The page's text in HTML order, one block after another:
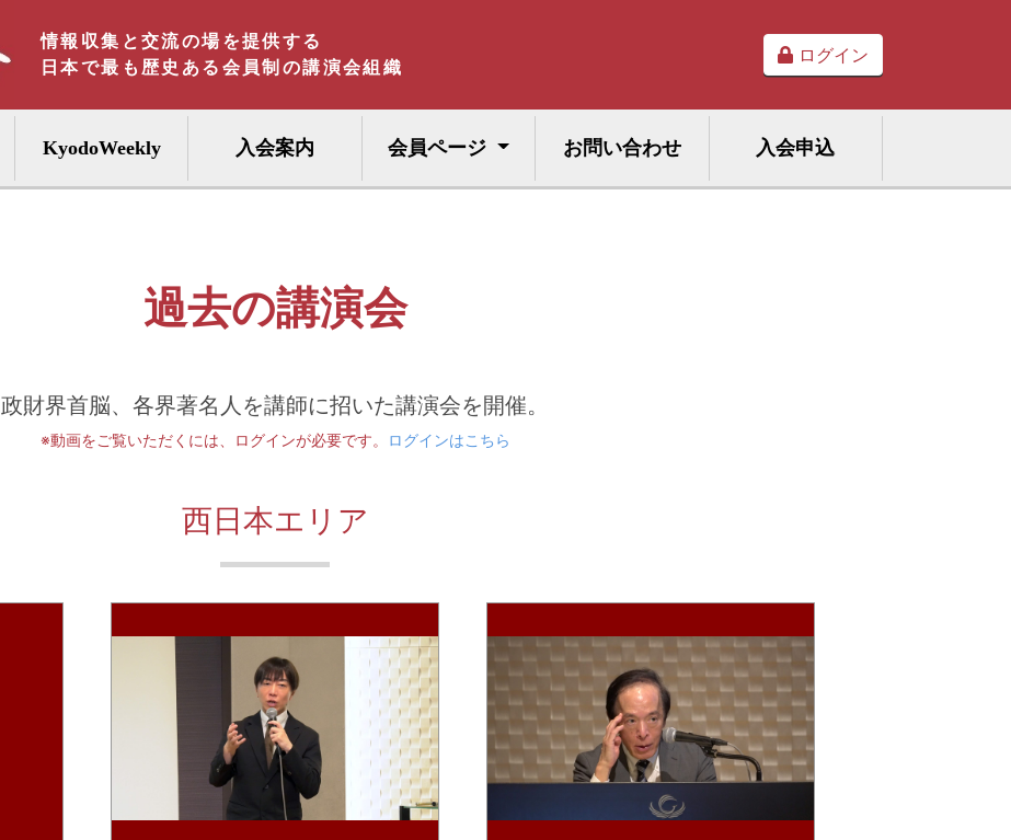
情報収集と交流の場を提供する
日本で最も歴史ある会員制の講演会組織
ログイン
KyodoWeekly 入会案内 会員ページ お問い合わせ 入会申込
過去の講演会
政財界首脳、各界著名人を講師に招いた講演会を開催。
※動画をご覧いただくには、ログインが必要です。 ログインはこちら
西日本エリア